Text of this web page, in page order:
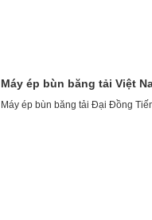
Máy ép bùn băng tải Việt
Máy ép bùn băng tải Đại Đồng